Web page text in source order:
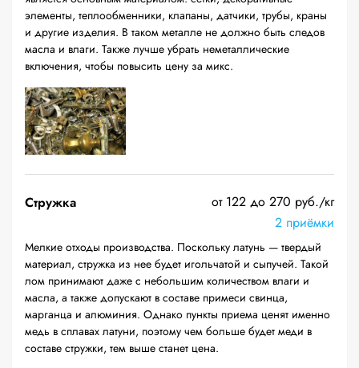
элементы, теплообменники, клапаны, датчики, трубы, краны
и другие изделия. В таком металле не должно быть следов
масла и влаги. Также лучше убрать неметаллические
включения, чтобы повысить цену за микс.
Стружка
от 122 до 270 руб./кг
2 приёмки
Мелкие отходы производства. Поскольку латунь — твердый
материал, стружка из нее будет игольчатой и сыпучей. Такой
лом принимают даже с небольшим количеством влаги и
масла, а также допускают в составе примеси свинца,
марганца и алюминия. Однако пункты приема ценят именно
медь в сплавах латуни, поэтому чем больше будет меди в
составе стружки, тем выше станет цена.